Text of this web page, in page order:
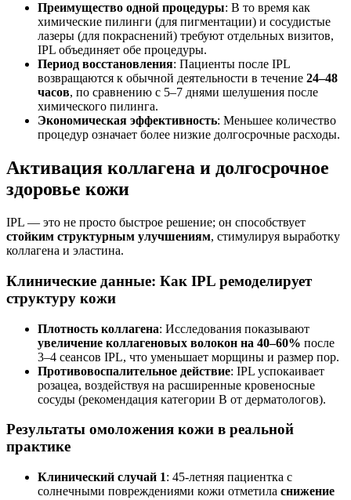
Преимущество одной процедуры: В то время как
химические пилинги (для пигментации) и сосудистые
лазеры (для покраснений) требуют отдельных визитов,
IPL объединяет обе процедуры.
Период восстановления: Пациенты после IPL
возвращаются к обычной деятельности в течение 24–48
часов, по сравнению с 5–7 днями шелушения после
химического пилинга.
Экономическая эффективность: Меньшее количество
процедур означает более низкие долгосрочные расходы.
Активация коллагена и долгосрочное
здоровье кожи
IPL — это не просто быстрое решение; он способствует
стойким структурным улучшениям, стимулируя выработку
коллагена и эластина.
Клинические данные: Как IPL ремоделирует
структуру кожи
Плотность коллагена: Исследования показывают
увеличение коллагеновых волокон на 40–60% после
3–4 сеансов IPL, что уменьшает морщины и размер пор.
Противовоспалительное действие: IPL успокаивает
розацеа, воздействуя на расширенные кровеносные
сосуды (рекомендация категории B от дерматологов).
Результаты омоложения кожи в реальной
практике
Клинический случай 1: 45-летняя пациентка с
солнечными повреждениями кожи отметила снижение